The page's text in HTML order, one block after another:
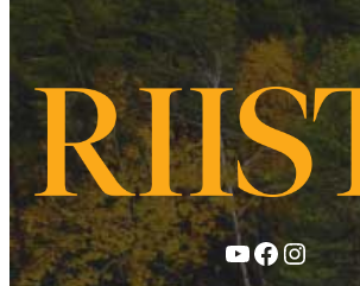
YouTube
Facebook
Instagram